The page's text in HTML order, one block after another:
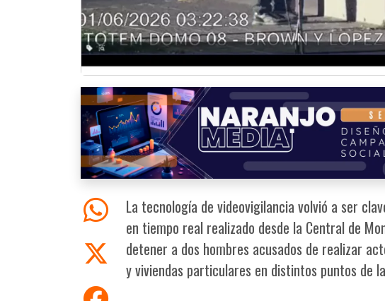
La tecnología de videovigilancia volvió a ser
en tiempo real realizado desde la Central de
detener a dos hombres acusados de realizar
y viviendas particulares en distintos puntos de